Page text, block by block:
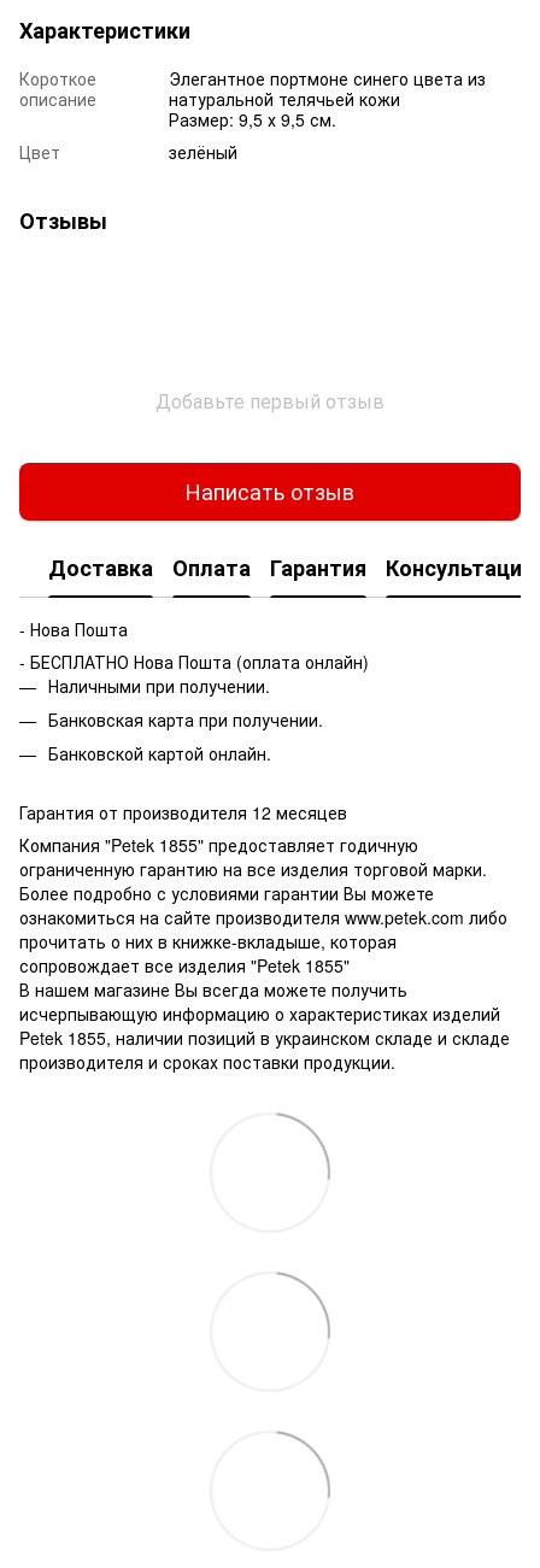
Характеристики
Короткое
описание
Элегантное портмоне синего цвета из
натуральной телячьей кожи
Размер: 9,5 х 9,5 см.
Цвет
зелёный
Отзывы
Добавьте первый отзыв
Написать отзыв
Доставка Оплата Гарантия Консультация
- Нова Пошта
- БЕСПЛАТНО Нова Пошта (оплата онлайн)
Наличными при получении.
Банковская карта при получении.
Банковской картой онлайн.
Гарантия от производителя 12 месяцев
Компания "Petek 1855" предоставляет годичную
ограниченную гарантию на все изделия торговой марки.
Более подробно с условиями гарантии Вы можете
ознакомиться на сайте производителя www.petek.com либо
прочитать о них в книжке-вкладыше, которая
сопровождает все изделия "Petek 1855"
В нашем магазине Вы всегда можете получить
исчерпывающую информацию о характеристиках изделий
Petek 1855, наличии позиций в украинском складе и складе
производителя и сроках поставки продукции.